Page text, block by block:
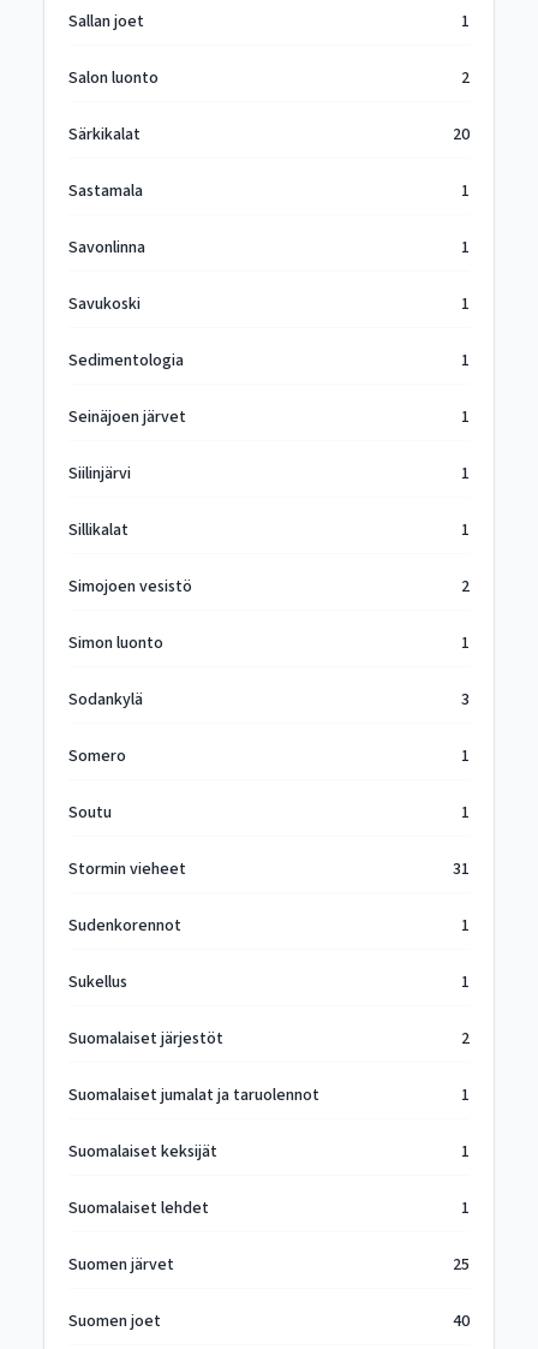
Sallan joet 1
Salon luonto 2
Särkikalat 20
Sastamala 1
Savonlinna 1
Savukoski 1
Sedimentologia 1
Seinäjoen järvet 1
Siilinjärvi 1
Sillikalat 1
Simojoen vesistö 2
Simon luonto 1
Sodankylä 3
Somero 1
Soutu 1
Stormin vieheet 31
Sudenkorennot 1
Sukellus 1
Suomalaiset järjestöt 2
Suomalaiset jumalat ja taruolennot 1
Suomalaiset keksijät 1
Suomalaiset lehdet 1
Suomen järvet 25
Suomen joet 40